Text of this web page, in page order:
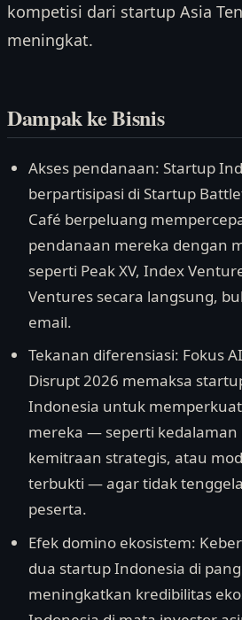
kompetisi dari startup Asia
meningkat.
Dampak ke Bisnis
Akses pendanaan: Startup
berpartisipasi di Startup
Café berpeluang
pendanaan mereka dengan
seperti Peak XV, Index
Ventures secara langsung,
email.
Tekanan diferensiasi: Fokus
Disrupt 2026 memaksa
Indonesia untuk
mereka — seperti kedalaman
kemitraan strategis, atau
terbukti — agar tidak
peserta.
Efek domino ekosistem:
dua startup Indonesia di
meningkatkan kredibilitas